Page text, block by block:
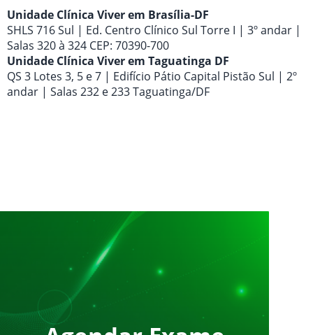
Unidade Clínica Viver em Brasília-DF
SHLS 716 Sul | Ed. Centro Clínico Sul Torre I | 3º andar |
Salas 320 à 324 CEP: 70390-700
Unidade Clínica Viver em Taguatinga DF
QS 3 Lotes 3, 5 e 7 | Edifício Pátio Capital Pistão Sul | 2º
andar | Salas 232 e 233 Taguatinga/DF